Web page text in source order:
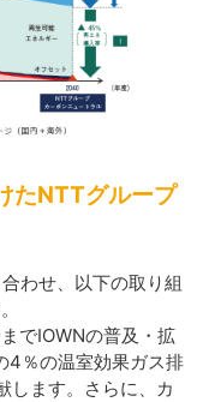
たNTTグループ
わせ、以下の取り組
でIOWNの普及・拡
4％の温室効果ガス排
します。さらに、カ